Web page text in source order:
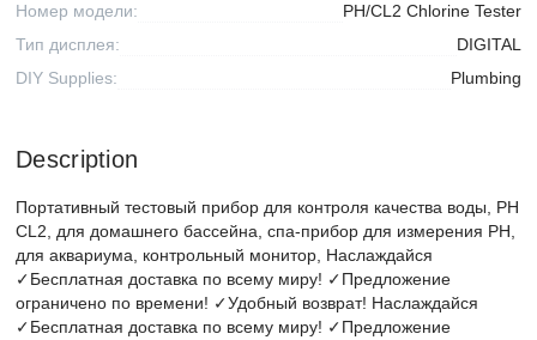
Номер модели:
PH/CL2 Chlorine Tester
Тип дисплея:
DIGITAL
DIY Supplies:
Plumbing
Description
Портативный тестовый прибор для контроля качества воды, PH
CL2, для домашнего бассейна, спа-прибор для измерения PH,
для аквариума, контрольный монитор, Наслаждайся
✓Бесплатная доставка по всему миру! ✓Предложение
ограничено по времени! ✓Удобный возврат! Наслаждайся
✓Бесплатная доставка по всему миру! ✓Предложение